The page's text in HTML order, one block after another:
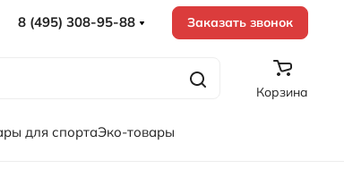
8 (495) 308-95-88 Заказать звонок
Корзина
для спортаЭко-товары